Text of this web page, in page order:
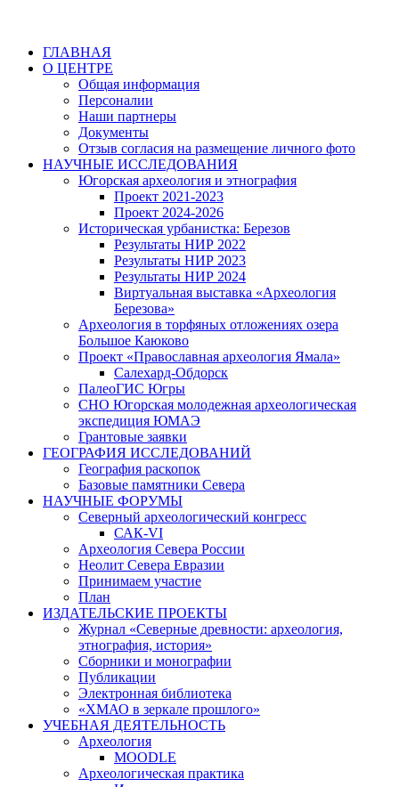
ГЛАВНАЯ
О ЦЕНТРЕ
Общая информация
Персоналии
Наши партнеры
Документы
Отзыв согласия на размещение личного фото
НАУЧНЫЕ ИССЛЕДОВАНИЯ
Югорская археология и этнография
Проект 2021-2023
Проект 2024-2026
Историческая урбанистка: Березов
Результаты НИР 2022
Результаты НИР 2023
Результаты НИР 2024
Виртуальная выставка «Археология
Березова»
Археология в торфяных отложениях озера
Большое Каюково
Проект «Православная археология Ямала»
Салехард-Обдорск
ПалеоГИС Югры
СНО Югорская молодежная археологическая
экспедиция ЮМАЭ
Грантовые заявки
ГЕОГРАФИЯ ИССЛЕДОВАНИЙ
География раскопок
Базовые памятники Севера
НАУЧНЫЕ ФОРУМЫ
Северный археологический конгресс
САК-VI
Археология Севера России
Неолит Севера Евразии
Принимаем участие
План
ИЗДАТЕЛЬСКИЕ ПРОЕКТЫ
Журнал «Северные древности: археология,
этнография, история»
Сборники и монографии
Публикации
Электронная библиотека
«ХМАО в зеркале прошлого»
УЧЕБНАЯ ДЕЯТЕЛЬНОСТЬ
Археология
MOODLE
Археологическая практика